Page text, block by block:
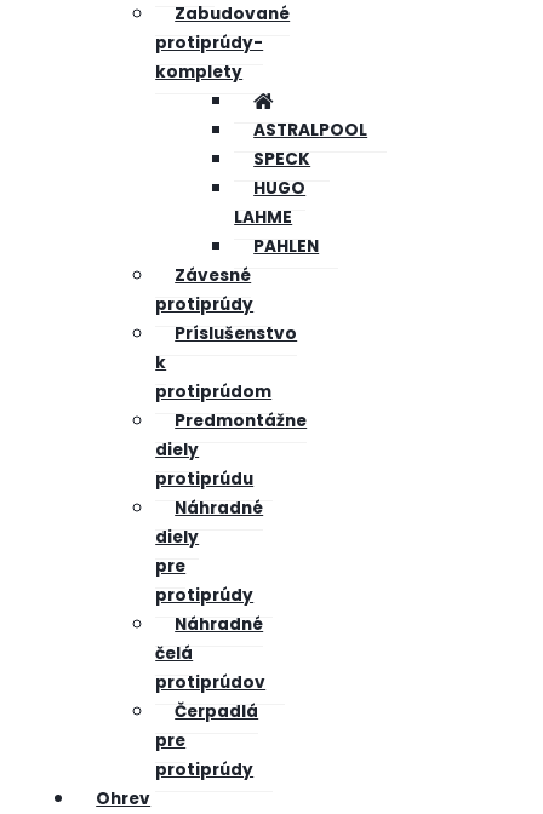
Zabudované
protiprúdy-
komplety
ASTRALPOOL
SPECK
HUGO
LAHME
PAHLEN
Závesné
protiprúdy
Príslušenstvo
k
protiprúdom
Predmontážne
diely
protiprúdu
Náhradné
diely
pre
protiprúdy
Náhradné
čelá
protiprúdov
Čerpadlá
pre
protiprúdy
Ohrev